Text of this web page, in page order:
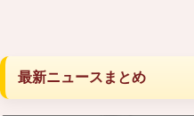
最新ニュースまとめ